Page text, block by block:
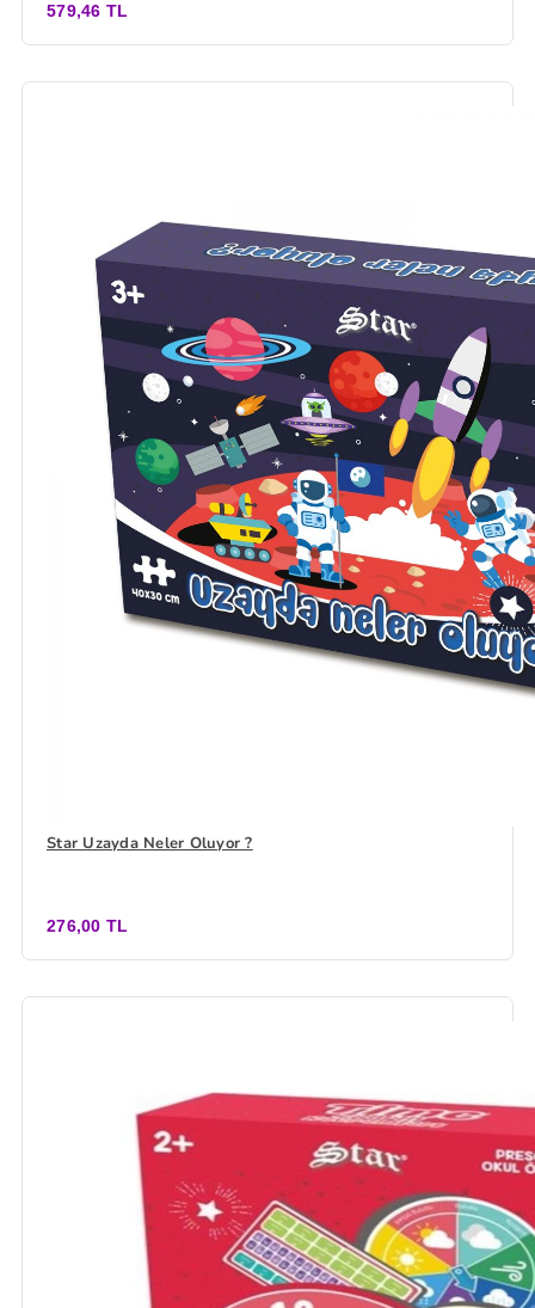
579,46 TL
Star Uzayda Neler Oluyor ?
276,00 TL